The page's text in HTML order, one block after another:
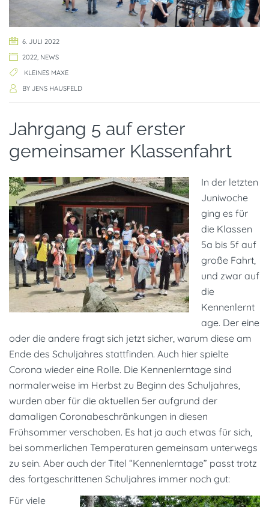
6. JULI 2022
2022, NEWS
KLEINES MAXE
BY JENS HAUSFELD
Jahrgang 5 auf erster
gemeinsamer Klassenfahrt
In der letzten
Juniwoche
ging es für
die Klassen
5a bis 5f auf
große Fahrt,
und zwar auf
die
Kennenlernt
age. Der eine
oder die andere fragt sich jetzt sicher, warum diese am
Ende des Schuljahres stattfinden. Auch hier spielte
Corona wieder eine Rolle. Die Kennenlerntage sind
normalerweise im Herbst zu Beginn des Schuljahres,
wurden aber für die aktuellen 5er aufgrund der
damaligen Coronabeschränkungen in diesen
Frühsommer verschoben. Es hat ja auch etwas für sich,
bei sommerlichen Temperaturen gemeinsam unterwegs
zu sein. Aber auch der Titel “Kennenlerntage” passt trotz
des fortgeschrittenen Schuljahres immer noch gut:
Für viele